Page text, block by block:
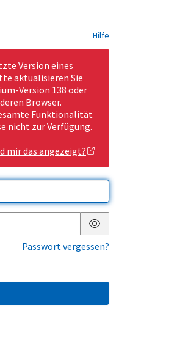
Hilfe
Version eines
aktualisieren Sie
Version 138 oder
Browser.
Funktionalität
nicht zur Verfügung.
mir das angezeigt?
Passwort anzeigen
Passwort vergessen?